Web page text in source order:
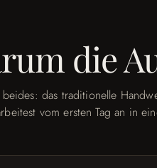
die
beides: das traditionelle
vom ersten Tag an in